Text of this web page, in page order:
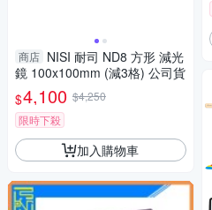
商店 NISI 耐司 ND8 方形 減光
鏡 100x100mm (減3格) 公司貨
$4,100 $4,250
限時下殺
加入購物車